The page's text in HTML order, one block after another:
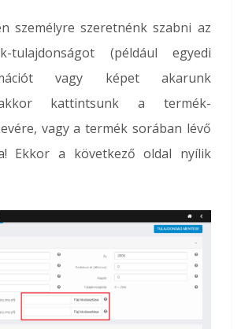
személyre szeretnénk szabni az
tulajdonságot (például egyedi
vagy képet akarunk
kattintsunk a termék-
vagy a termék sorában lévő
Ekkor a következő oldal nyílik